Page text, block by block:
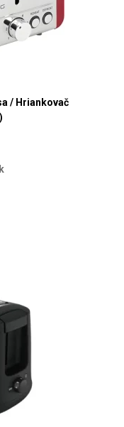
/ Hriankovač